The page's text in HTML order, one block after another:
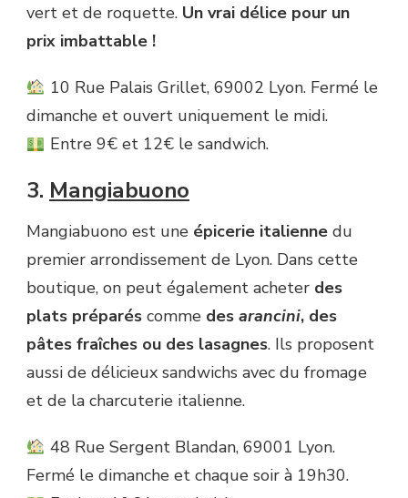
vert et de roquette. Un vrai délice pour un
prix imbattable !
10 Rue Palais Grillet, 69002 Lyon. Fermé le
dimanche et ouvert uniquement le midi.
Entre 9€ et 12€ le sandwich.
3. Mangiabuono
Mangiabuono est une épicerie italienne du
premier arrondissement de Lyon. Dans cette
boutique, on peut également acheter des
plats préparés comme des arancini, des
pâtes fraîches ou des lasagnes. Ils proposent
aussi de délicieux sandwichs avec du fromage
et de la charcuterie italienne.
48 Rue Sergent Blandan, 69001 Lyon.
Fermé le dimanche et chaque soir à 19h30.